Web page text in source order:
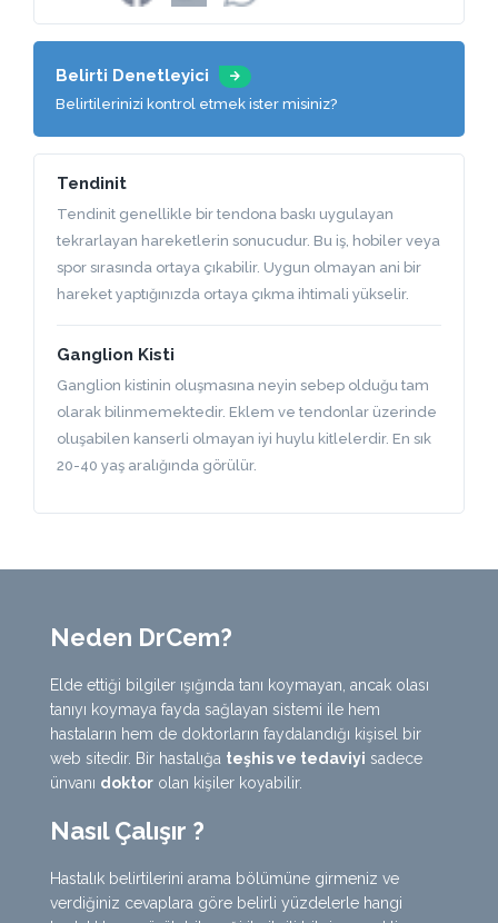
Belirti Denetleyici
Belirtilerinizi kontrol etmek ister misiniz?
Tendinit
Tendinit genellikle bir tendona baskı uygulayan
tekrarlayan hareketlerin sonucudur. Bu iş, hobiler veya
spor sırasında ortaya çıkabilir. Uygun olmayan ani bir
hareket yaptığınızda ortaya çıkma ihtimali yükselir.
Ganglion Kisti
Ganglion kistinin oluşmasına neyin sebep olduğu tam
olarak bilinmemektedir. Eklem ve tendonlar üzerinde
oluşabilen kanserli olmayan iyi huylu kitlelerdir. En sık
20-40 yaş aralığında görülür.
Neden DrCem?
Elde ettiği bilgiler ışığında tanı koymayan, ancak olası
tanıyı koymaya fayda sağlayan sistemi ile hem
hastaların hem de doktorların faydalandığı kişisel bir
web sitedir. Bir hastalığa teşhis ve tedaviyi sadece
ünvanı doktor olan kişiler koyabilir.
Nasıl Çalışır ?
Hastalık belirtilerini arama bölümüne girmeniz ve
verdiğiniz cevaplara göre belirli yüzdelerle hangi